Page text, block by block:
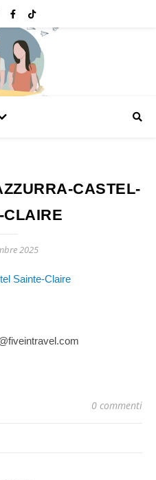
CASTEL-
CLAIRE
2025
0 commenti